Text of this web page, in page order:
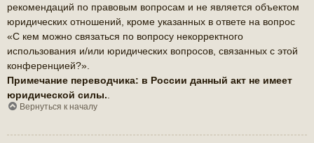
рекомендаций по правовым вопросам и не является объектом
юридических отношений, кроме указанных в ответе на вопрос
«С кем можно связаться по вопросу некорректного
использования и/или юридических вопросов, связанных с этой
конференцией?».
Примечание переводчика: в России данный акт не имеет
юридической силы.
Вернуться к началу